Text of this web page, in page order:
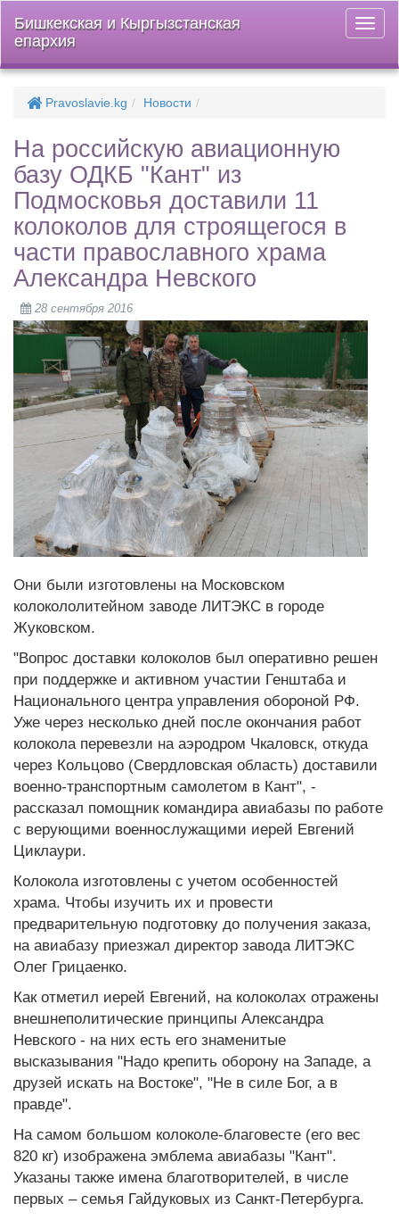
меню
Бишкекская и Кыргызстанская
епархия
Pravoslavie.kg Новости
На российскую авиационную
базу ОДКБ "Кант" из
Подмосковья доставили 11
колоколов для строящегося в
части православного храма
Александра Невского
28 сентября 2016
Они были изготовлены на Московском
колокололитейном заводе ЛИТЭКС в городе
Жуковском.
"Вопрос доставки колоколов был оперативно решен
при поддержке и активном участии Генштаба и
Национального центра управления обороной РФ.
Уже через несколько дней после окончания работ
колокола перевезли на аэродром Чкаловск, откуда
через Кольцово (Свердловская область) доставили
военно-транспортным самолетом в Кант", -
рассказал помощник командира авиабазы по работе
с верующими военнослужащими иерей Евгений
Циклаури.
Колокола изготовлены с учетом особенностей
храма. Чтобы изучить их и провести
предварительную подготовку до получения заказа,
на авиабазу приезжал директор завода ЛИТЭКС
Олег Грицаенко.
Как отметил иерей Евгений, на колоколах отражены
внешнеполитические принципы Александра
Невского - на них есть его знаменитые
высказывания "Надо крепить оборону на Западе, а
друзей искать на Востоке", "Не в силе Бог, а в
правде".
На самом большом колоколе-благовесте (его вес
820 кг) изображена эмблема авиабазы "Кант".
Указаны также имена благотворителей, в числе
первых – семья Гайдуковых из Санкт-Петербурга.